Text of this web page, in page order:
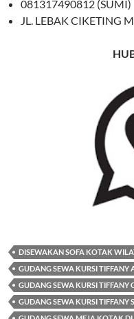
081317490812 (SUMI)
JL. LEBAK CIKETING
DISEWAKAN SOFA KOTAK
GUDANG SEWA KURSI TIFFANY
GUDANG SEWA KURSI TIFFANY
GUDANG SEWA KURSI TIFFANY